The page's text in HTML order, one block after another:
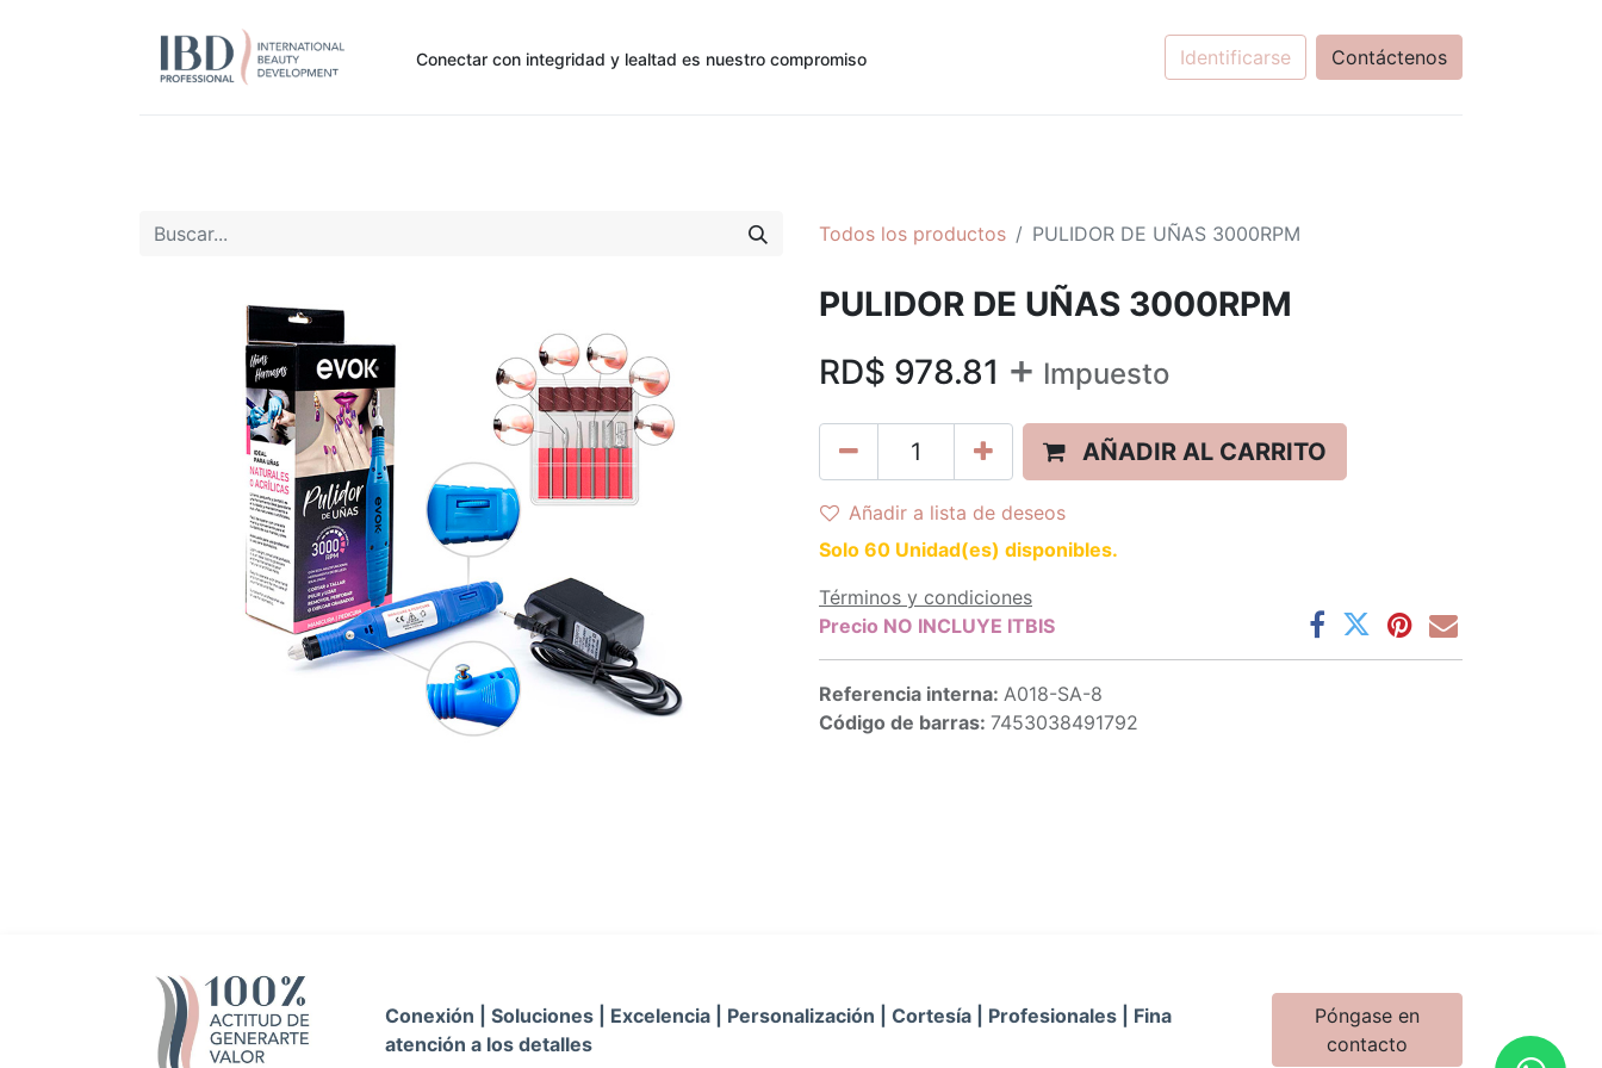
Conectar con integridad y lealtad es nuestro compromiso Identificarse Contáctenos
Todos los productos PULIDOR DE UÑAS 3000RPM
PULIDOR DE UÑAS 3000RPM
RD$ 978.81 + Impuesto
AÑADIR AL CARRITO
Añadir a lista de deseos
Solo 60 Unidad(es) disponibles.
Términos y condiciones
Precio NO INCLUYE ITBIS
Referencia interna: A018-SA-8
Código de barras: 7453038491792
Conexión | Soluciones | Excelencia | Personalización | Cortesía | Profesionales | Fina
atención a los detalles
Póngase en
contacto